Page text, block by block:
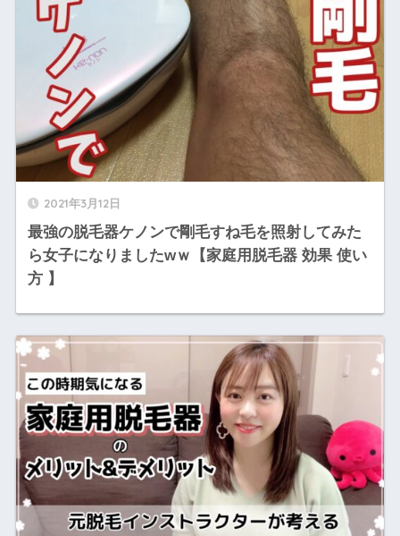
2021年3月12日
最強の脱毛器ケノンで剛毛すね毛を照射してみた
ら女子になりましたwｗ【家庭用脱毛器 効果 使い
方 】